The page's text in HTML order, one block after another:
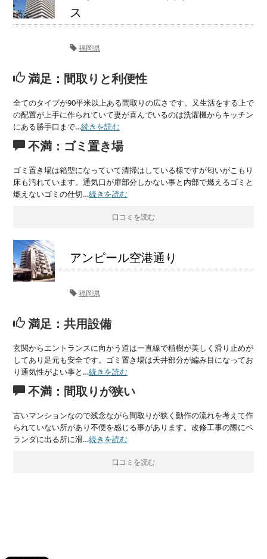
ス
福岡県
満足：間取りと利便性
全てのタイプが90平米以上ある間取りの広さです。又生活をする上で
の配置が上手に作られていて妻が喜んでいるのは洗濯機からキッチン
にある勝手口まで…続きを読む
不満：ゴミ置き場
ゴミ置き場は箱型になっていて清掃はしている様ですが匂いがこもり
床も汚れています。通気口が扉部分しかない事と内部で燃えるゴミと
燃えないゴミの仕切…続きを読む
口コミを読む
アンピール空港通り
福岡県
満足：共用設備
玄関からエントランスに向かう道は一直線で植樹が美しく滑り止めが
してあり足元も安全です。ゴミ置き場は天井部分が編み目になってお
り通気性がよい事と…続きを読む
不満：間取りが狭い
古いマンションなので残念ながら間取りが狭く動作の流れを考えて作
られていない所があり不便を感じる事があります。改修工事の際にベ
ランダに出る所に滑…続きを読む
口コミを読む